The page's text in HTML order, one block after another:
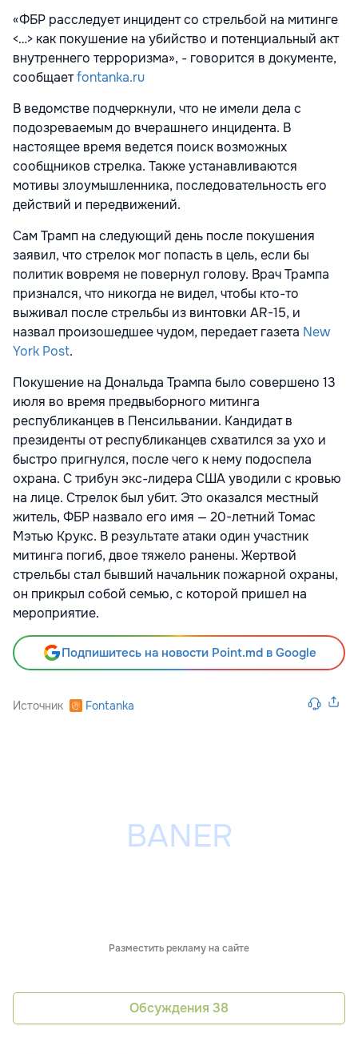
«ФБР расследует инцидент со стрельбой на митинге
<…> как покушение на убийство и потенциальный акт
внутреннего терроризма», - говорится в документе,
сообщаетfontanka.ru
В ведомстве подчеркнули, что не имели дела с
подозреваемым до вчерашнего инцидента. В
настоящее время ведется поиск возможных
сообщников стрелка. Также устанавливаются
мотивы злоумышленника, последовательность его
действий и передвижений.
Сам Трамп на следующий день после покушения
заявил, что стрелок мог попасть в цель, если бы
политик вовремя не повернул голову. Врач Трампа
признался, что никогда не видел, чтобы кто-то
выживал после стрельбы из винтовки AR-15, и
назвал произошедшее чудом, передает газета New
York Post.
Покушение на Дональда Трампа было совершено 13
июля во время предвыборного митинга
республиканцев в Пенсильвании. Кандидат в
президенты от республиканцев схватился за ухо и
быстро пригнулся, после чего к нему подоспела
охрана. С трибун экс-лидера США уводили с кровью
на лице. Стрелок был убит. Это оказался местный
житель, ФБР назвало его имя — 20-летний Томас
Мэтью Крукс. В результате атаки один участник
митинга погиб, двое тяжело ранены. Жертвой
стрельбы стал бывший начальник пожарной охраны,
он прикрыл собой семью, с которой пришел на
мероприятие.
Подпишитесь на новости Point.md в Google
Источник Fontanka
Разместить рекламу на сайте
Обсуждения 38